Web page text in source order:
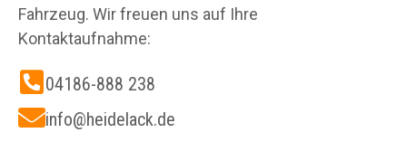
Fahrzeug. Wir freuen uns auf Ihre
Kontaktaufnahme:
04186-888 238
info@heidelack.de